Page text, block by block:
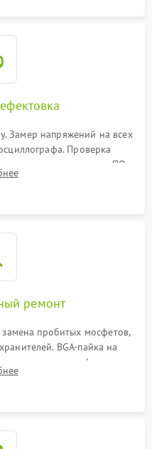
Замер напряжений на всех
Проверка
специализированного ПО
ремонт
замена пробитых мосфетов,
BGA-пайка на
или замена графического
Прошивка BIOS